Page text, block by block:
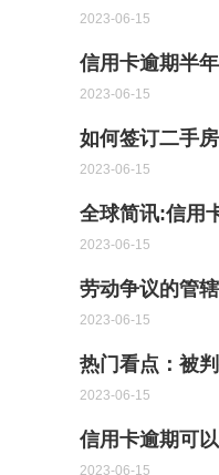
2023-06-15
信用卡逾期半
2023-06-15
如何签订二手
2023-06-15
全球简讯:信用
2023-06-15
劳动争议的管
2023-06-15
热门看点：被
2023-06-15
信用卡逾期可
2023-06-15